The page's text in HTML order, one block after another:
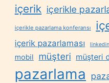
içerik içerikle
içerikle pazarlama konferansı
içerik pazarlaması linkedin
mobil müşteri müşteri
pazarlama